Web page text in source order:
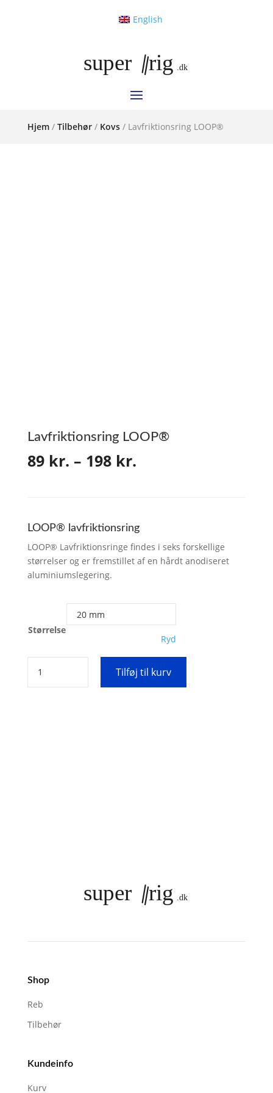
English
Hjem/ Tilbehør/ Kovs/ Lavfriktionsring LOOP®
Lavfriktionsring LOOP®
89 kr. – 198 kr.Prisinterval:
198 kr.
LOOP® lavfriktionsring
LOOP® Lavfriktionsringe findes i seks forskellige
størrelser og er fremstillet af en hårdt anodiseret
aluminiumslegering.
Størrelse
Ryd
LOOP®
antal
Tilføj til kurv
Shop
Reb
Tilbehør
Kundeinfo
Kurv